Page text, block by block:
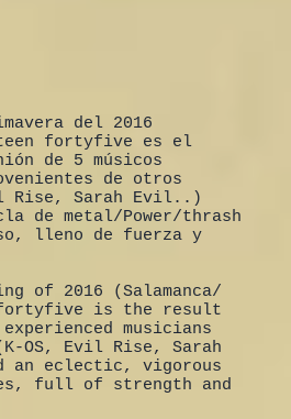
del 2016
fortyfive es el
de 5 músicos
de otros
Rise, Sarah Evil..)
de metal/Power/thrash
lleno de fuerza y
of 2016 (Salamanca/
fortyfive is the result
musicians
OS, Evil Rise, Sarah
an eclectic, vigorous
full of strength and